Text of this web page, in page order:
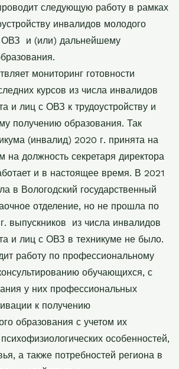
следующую работу в рамках
инвалидов молодого
ОВЗ
и (или) дальнейшему
мониторинг готовности
курсов из числа инвалидов
и лиц с ОВЗ к трудоустройству и
получению образования. Так
(инвалид) 2020 г. принята на
на должность секретаря директора
и в настоящее время. В 2021
в Вологодский государственный
отделение, но не прошла по
выпускников
из числа инвалидов
и лиц с ОВЗ в техникуме не было.
работу по профессиональному
обучающихся, с
у них профессиональных
к получению
образования с учетом их
особенностей,
а также потребностей региона в